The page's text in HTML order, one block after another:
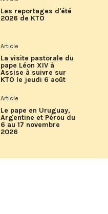
Les reportages d'été
2026 de KTO
Article
La visite pastorale du
pape Léon XIV à
Assise à suivre sur
KTO le jeudi 6 août
Article
Le pape en Uruguay,
Argentine et Pérou du
6 au 17 novembre
2026